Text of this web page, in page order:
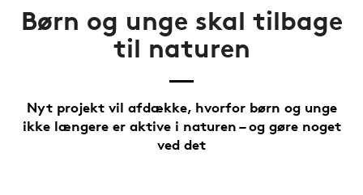
Børn og unge skal tilbage
til naturen
Nyt projekt vil afdække, hvorfor børn og unge
ikke længere er aktive i naturen – og gøre noget
ved det